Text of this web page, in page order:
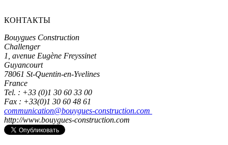
КОНТАКТЫ
Bouygues Construction
Challenger
1, avenue Eugène Freyssinet
Guyancourt
78061 St-Quentin-en-Yvelines
France
Tel. : +33 (0)1 30 60 33 00
Fax : +33(0)1 30 60 48 61
communication@bouygues-construction.com
http://www.bouygues-construction.com